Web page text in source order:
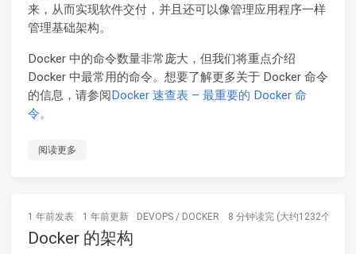
来，从而实现软件交付，并且还可以像管理应用程序一样
管理基础架构。
Docker 中的命令数量非常庞大，但我们将重点介绍
Docker 中最常用的命令。想要了解更多关于 Docker 命令
的信息，请参阅Docker 速查表 – 最重要的 Docker 命
令。
阅读更多
1 年前发表 1 年前更新 DEVOPS / DOCKER 8 分钟读完 (大约1232个字)
Docker 的架构